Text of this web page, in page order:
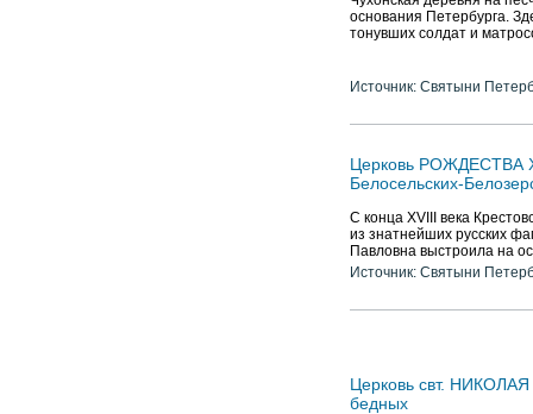
основания Петербурга.
тонувших солдат и
Источник: Святыни
Церковь РОЖДЕСТВА
Белосельских-
С конца XVIII века
из знатнейших русских
Павловна выстроила на
Источник: Святыни
Церковь свт.
бедных